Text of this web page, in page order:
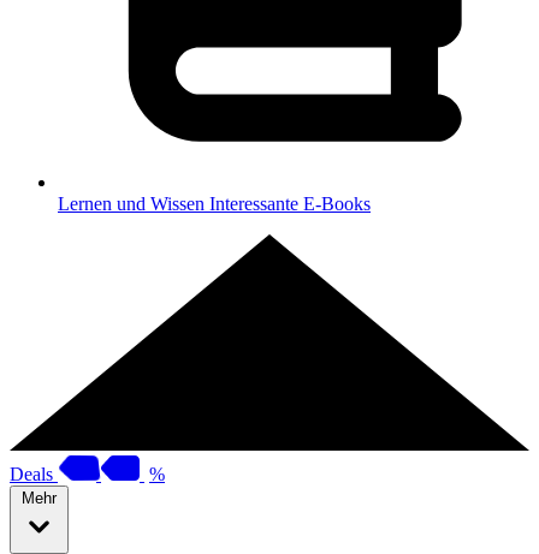
Lernen und Wissen Interessante E-Books
Deals %
Mehr